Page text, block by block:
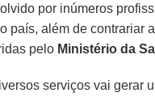
por inúmeros
país, além de contrariar
pelo Ministério da
serviços vai gerar